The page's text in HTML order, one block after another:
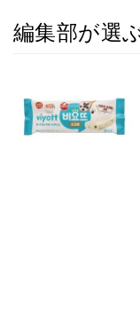
編集部が選